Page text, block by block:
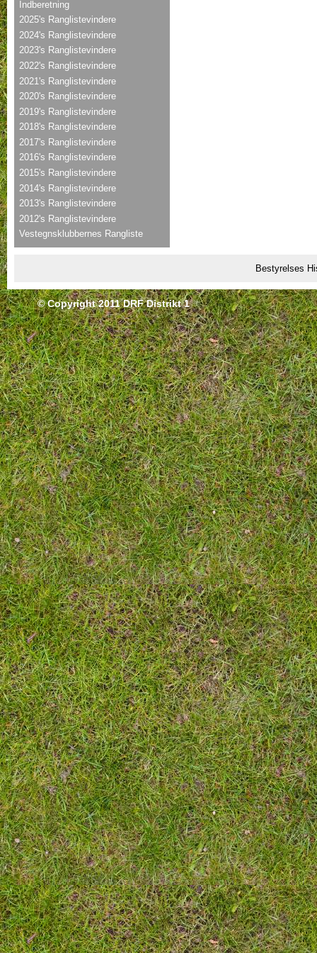
Indberetning
2025's Ranglistevindere
2024's Ranglistevindere
2023's Ranglistevindere
2022's Ranglistevindere
2021's Ranglistevindere
2020's Ranglistevindere
2019's Ranglistevindere
2018's Ranglistevindere
2017's Ranglistevindere
2016's Ranglistevindere
2015's Ranglistevindere
2014's Ranglistevindere
2013's Ranglistevindere
2012's Ranglistevindere
Vestegnsklubbernes Rangliste
Bestyrelses
© Copyright 2011 DRF Distrikt 1